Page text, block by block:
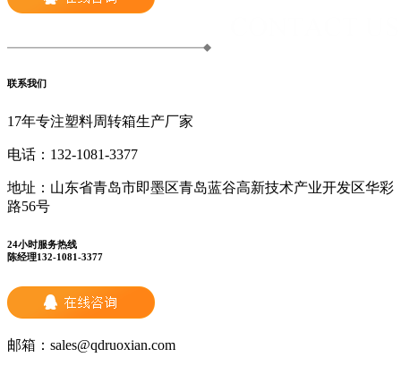
联系我们
17年专注塑料周转箱生产厂家
电话： 132-1081-3377
地址： 山东省青岛市即墨区青岛蓝谷高新技术产业开发区华彩
路56号
24小时服务热线
陈经理132-1081-3377
邮箱： sales@qdruoxian.com